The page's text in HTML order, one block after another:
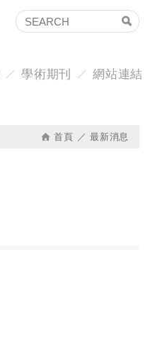
學術期刊 網站連結
首頁 最新消息